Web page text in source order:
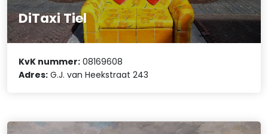
DiTaxi Tiel
KvK nummer: 08169608
Adres: G.J. van Heekstraat 243